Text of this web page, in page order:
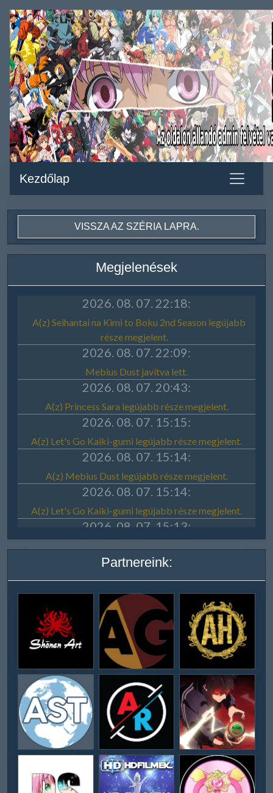
Kezdőlap
VISSZA AZ SZÉRIA LAPRA.
Megjelenések
Partnereink: